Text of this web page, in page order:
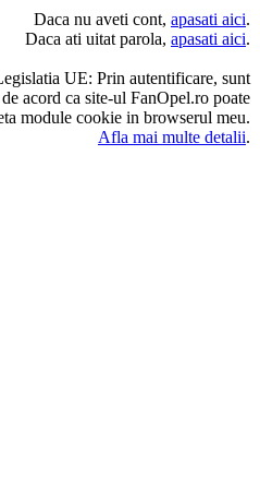
Daca nu aveti cont, apasati aici.
Daca ati uitat parola, apasati aici.
UE: Prin autentificare, sunt
de acord ca site-ul FanOpel.ro poate
module cookie in browserul meu.
Afla mai multe detalii.